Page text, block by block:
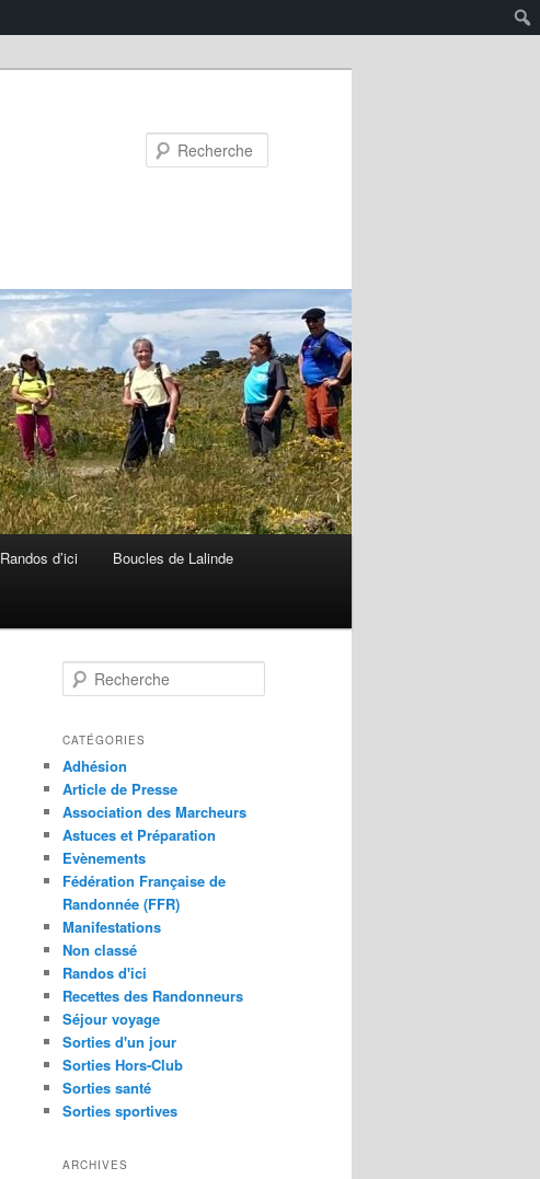
Randos d’ici Boucles de Lalinde
e
h
r
c
h
e
CATÉGORIES
Adhésion
Article de Presse
Association des Marcheurs
Astuces et Préparation
Evènements
Fédération Française de
Randonnée (FFR)
Manifestations
Non classé
Randos d'ici
Recettes des Randonneurs
Séjour voyage
Sorties d'un jour
Sorties Hors-Club
Sorties santé
Sorties sportives
ARCHIVES